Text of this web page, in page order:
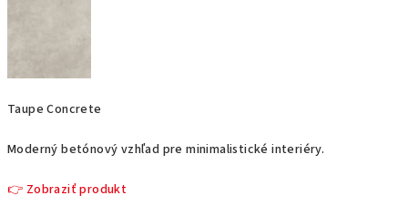
Taupe Concrete
Moderný betónový vzhľad pre minimalistické interiéry.
👉 Zobraziť produkt